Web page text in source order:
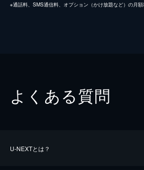
※通話料、SMS通信料、オプション（かけ放題など）の月額
よくある質問
U-NEXTとは？